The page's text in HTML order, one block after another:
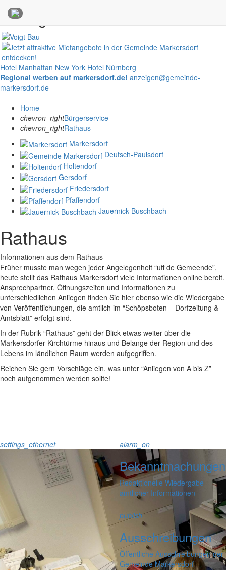
Anzeigen
Hotel Manhattan New York Hotel Nürnberg
Regional werben auf markersdorf.de! anzeigen@gemeinde-
markersdorf.de
Home
chevron_rightBürgerservice
chevron_rightRathaus
Markersdorf
Deutsch-Paulsdorf
Holtendorf
Gersdorf
Friedersdorf
Pfaffendorf
Jauernick-Buschbach
Rathaus
Informationen aus dem Rathaus
Früher musste man wegen jeder Angelegenheit “uff de Gemeende”,
heute stellt das Rathaus Markersdorf viele Informationen online bereit.
Ansprechpartner, Öffnungszeiten und Informationen zu
unterschiedlichen Anliegen finden Sie hier ebenso wie die Wiedergabe
von Veröffentlichungen, die amtlich im “Schöpsboten – Dorfzeitung &
Amtsblatt” erfolgt sind.
In der Rubrik “Rathaus” geht der Blick etwas weiter über die
Markersdorfer Kirchtürme hinaus und Belange der Region und des
Lebens im ländlichen Raum werden aufgegriffen.
Reichen Sie gern Vorschläge ein, was unter “Anliegen von A bis Z”
noch aufgenommen werden sollte!
settings_ethernet alarm_on
Bekanntmachungen
Redaktionelle Wiedergabe
amtlicher Informationen
publish
Ausschreibungen
Öffentliche Ausschreibungen der
Gemeinde Markersdorf